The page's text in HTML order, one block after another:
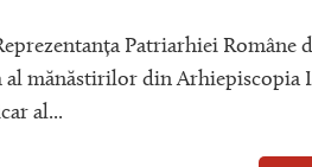
Patriarhiei Române
mănăstirilor din Arhiepiscopia
al...